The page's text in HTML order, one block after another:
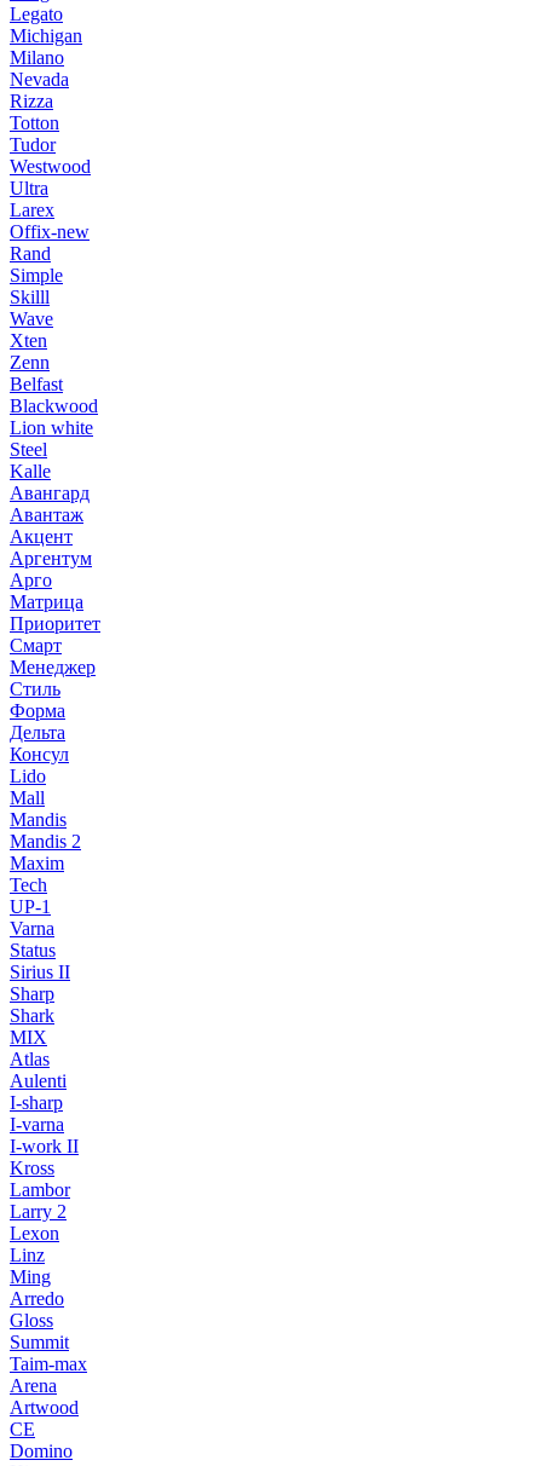
Legato
Michigan
Milano
Nevada
Rizza
Totton
Tudor
Westwood
Ultra
Larex
Offix-new
Rand
Simple
Skilll
Wave
Xten
Zenn
Belfast
Blackwood
Lion white
Steel
Kalle
Авангард
Авантаж
Акцент
Аргентум
Арго
Матрица
Приоритет
Смарт
Менеджер
Стиль
Форма
Дельта
Консул
Lido
Mall
Mandis
Mandis 2
Maxim
Tech
UP-1
Varna
Status
Sirius II
Sharp
Shark
MIX
Atlas
Aulenti
I-sharp
I-varna
I-work II
Kross
Lambor
Larry 2
Lexon
Linz
Ming
Arredo
Gloss
Summit
Taim-max
Arena
Artwood
CE
Domino